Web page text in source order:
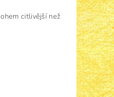
citlivější než